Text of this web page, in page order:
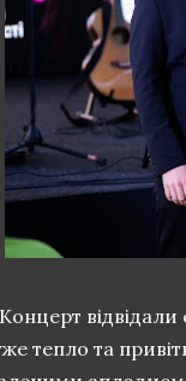
відвідали
тепло та